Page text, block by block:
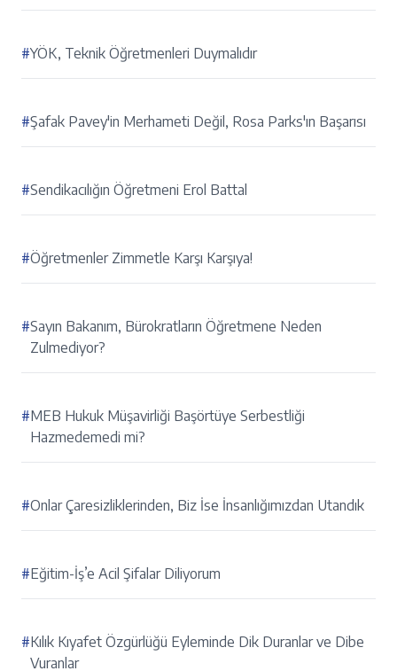
#YÖK, Teknik Öğretmenleri Duymalıdır
#Şafak Pavey'in Merhameti Değil, Rosa Parks'ın Başarısı
#Sendikacılığın Öğretmeni Erol Battal
#Öğretmenler Zimmetle Karşı Karşıya!
#Sayın Bakanım, Bürokratların Öğretmene Neden
Zulmediyor?
#MEB Hukuk Müşavirliği Başörtüye Serbestliği
Hazmedemedi mi?
#Onlar Çaresizliklerinden, Biz İse İnsanlığımızdan Utandık
#Eğitim-İş’e Acil Şifalar Diliyorum
#Kılık Kıyafet Özgürlüğü Eyleminde Dik Duranlar ve Dibe
Vuranlar